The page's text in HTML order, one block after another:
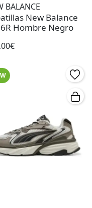
BALANCE
New Balance
Hombre Negro